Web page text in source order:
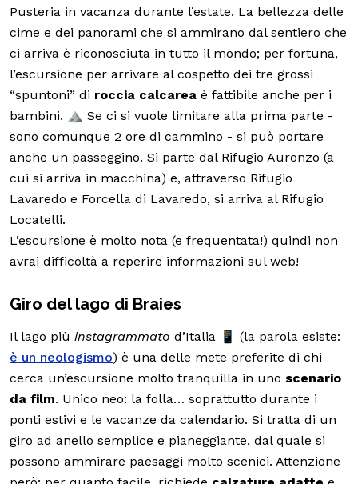
Pusteria in vacanza durante l’estate. La bellezza delle
cime e dei panorami che si ammirano dal sentiero che
ci arriva è riconosciuta in tutto il mondo; per fortuna,
l’escursione per arrivare al cospetto dei tre grossi
“spuntoni” di roccia calcarea è fattibile anche per i
bambini. ⛰️ Se ci si vuole limitare alla prima parte -
sono comunque 2 ore di cammino - si può portare
anche un passeggino. Si parte dal Rifugio Auronzo (a
cui si arriva in macchina) e, attraverso Rifugio
Lavaredo e Forcella di Lavaredo, si arriva al Rifugio
Locatelli.
L’escursione è molto nota (e frequentata!) quindi non
avrai difficoltà a reperire informazioni sul web!
Giro del lago di Braies
Il lago più instagrammato d’Italia 📱 (la parola esiste:
è un neologismo) è una delle mete preferite di chi
cerca un’escursione molto tranquilla in uno scenario
da film. Unico neo: la folla… soprattutto durante i
ponti estivi e le vacanze da calendario. Si tratta di un
giro ad anello semplice e pianeggiante, dal quale si
possono ammirare paesaggi molto scenici. Attenzione